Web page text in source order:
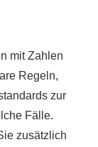
mit Zahlen
Regeln,
zur
Fälle.
zusätzlich